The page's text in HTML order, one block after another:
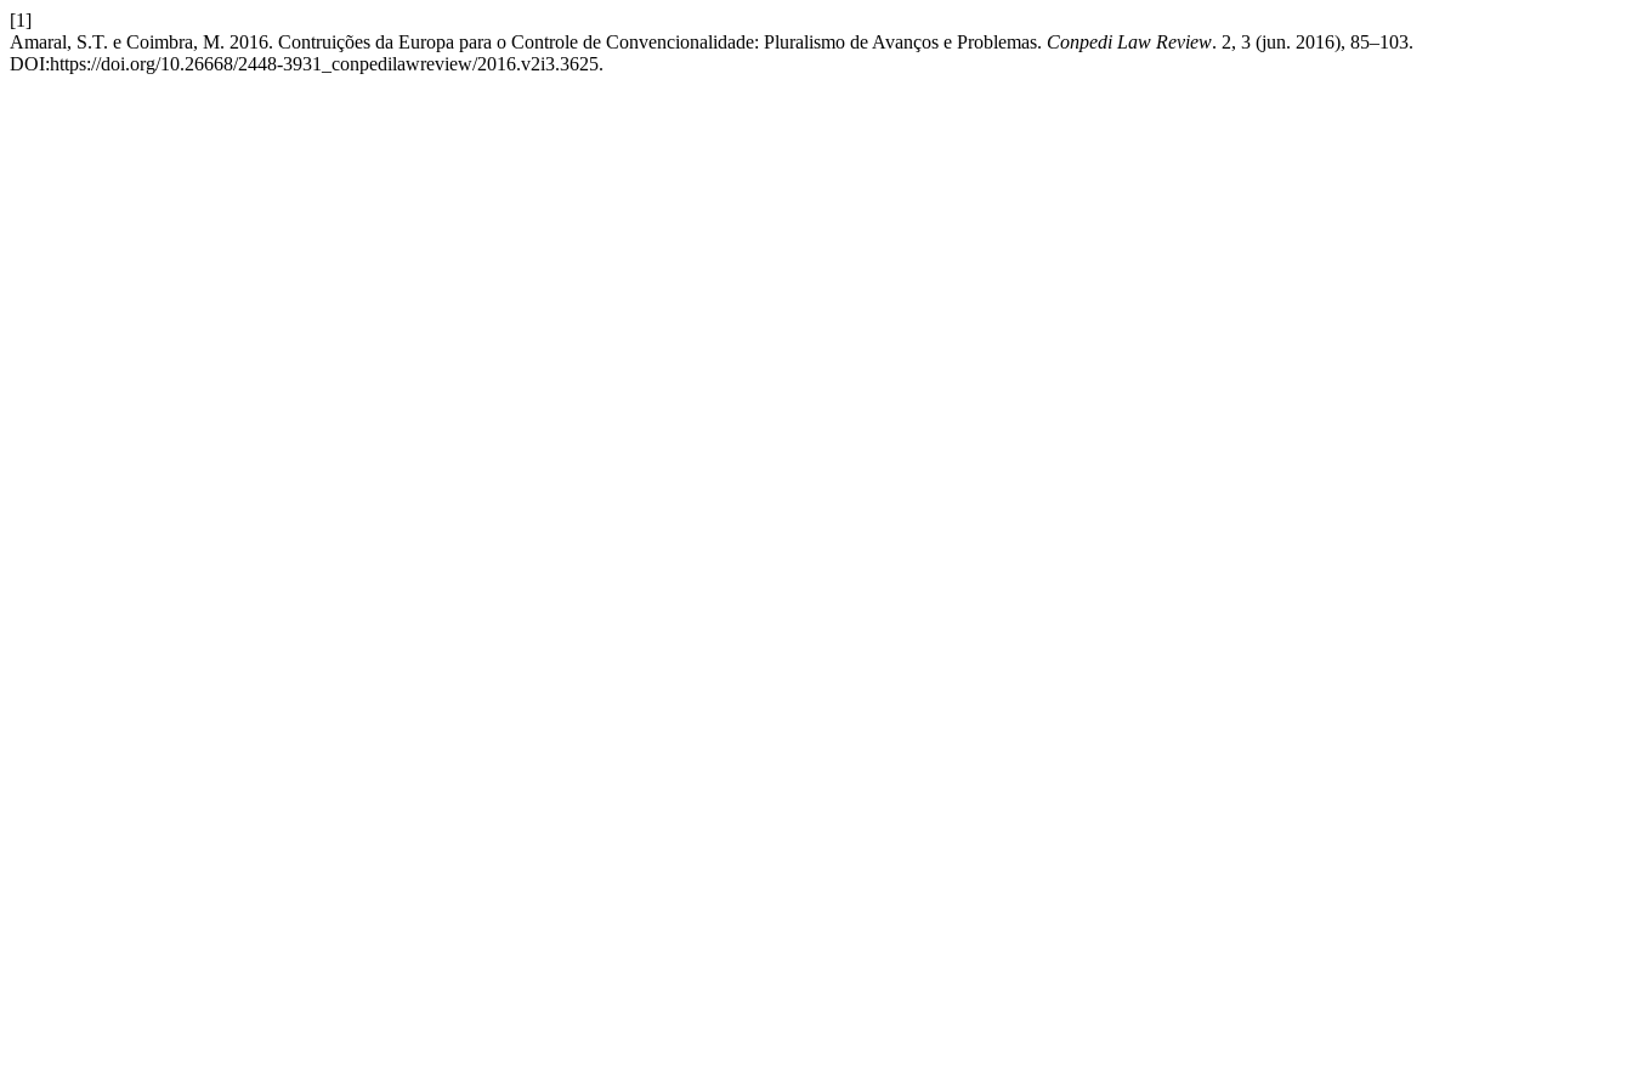
[1]
Amaral, S.T. e Coimbra, M. 2016. Contruições da Europa para o Controle de Convencionalidade: Pluralismo de Avanços e Problemas. Conpedi Law Review. 2, 3 (jun. 2016), 85–103.
DOI:https://doi.org/10.26668/2448-3931_conpedilawreview/2016.v2i3.3625.